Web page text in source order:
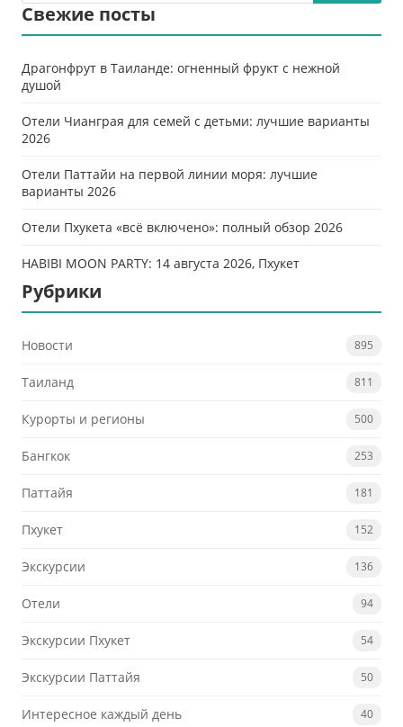
Свежие посты
Драгонфрут в Таиланде: огненный фрукт с нежной
душой
Отели Чианграя для семей с детьми: лучшие варианты
2026
Отели Паттайи на первой линии моря: лучшие
варианты 2026
Отели Пхукета «всё включено»: полный обзор 2026
HABIBI MOON PARTY: 14 августа 2026, Пхукет
Рубрики
Новости 895
Таиланд 811
Курорты и регионы 500
Бангкок 253
Паттайя 181
Пхукет 152
Экскурсии 136
Отели 94
Экскурсии Пхукет 54
Экскурсии Паттайя 50
Интересное каждый день 40